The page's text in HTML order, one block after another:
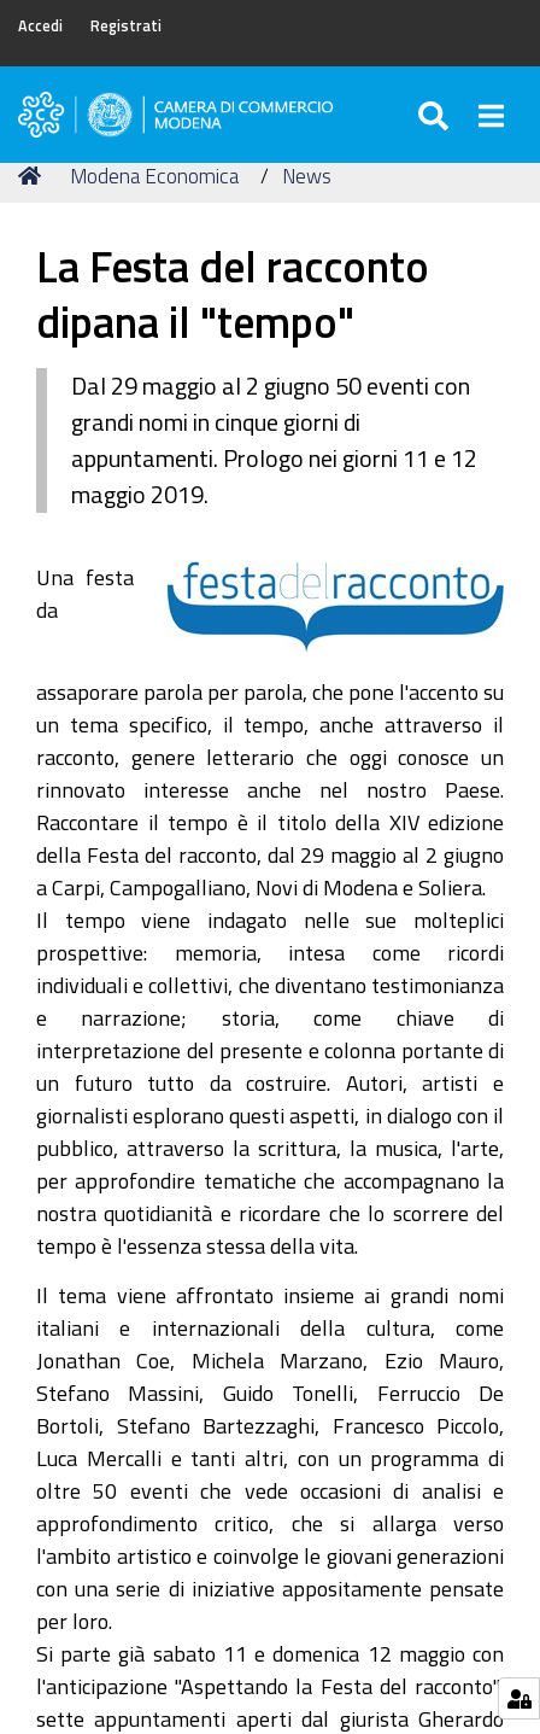
Accedi Registrati
Camera
Commercio
Tu
Home
Modena Economica News
La Festa del racconto
dipana il "tempo"
Dal 29 maggio al 2 giugno 50 eventi con
grandi nomi in cinque giorni di
appuntamenti. Prologo nei giorni 11 e 12
maggio 2019.
Una festa
da
assaporare parola per parola, che pone l'accento su
un tema specifico, il tempo, anche attraverso il
racconto, genere letterario che oggi conosce un
rinnovato interesse anche nel nostro Paese.
Raccontare il tempo è il titolo della XIV edizione
della Festa del racconto, dal 29 maggio al 2 giugno
a Carpi, Campogalliano, Novi di Modena e Soliera.
Il tempo viene indagato nelle sue molteplici
prospettive: memoria, intesa come ricordi
individuali e collettivi, che diventano testimonianza
e narrazione; storia, come chiave di
interpretazione del presente e colonna portante di
un futuro tutto da costruire. Autori, artisti e
giornalisti esplorano questi aspetti, in dialogo con il
pubblico, attraverso la scrittura, la musica, l'arte,
per approfondire tematiche che accompagnano la
nostra quotidianità e ricordare che lo scorrere del
tempo è l'essenza stessa della vita.
Il tema viene affrontato insieme ai grandi nomi
italiani e internazionali della cultura, come
Jonathan Coe, Michela Marzano, Ezio Mauro,
Stefano Massini, Guido Tonelli, Ferruccio De
Bortoli, Stefano Bartezzaghi, Francesco Piccolo,
Luca Mercalli e tanti altri, con un programma di
oltre 50 eventi che vede occasioni di analisi e
approfondimento critico, che si allarga verso
l'ambito artistico e coinvolge le giovani generazioni
con una serie di iniziative appositamente pensate
per loro.
Si parte già sabato 11 e domenica 12 maggio con
l'anticipazione "Aspettando la Festa del racconto":
sette appuntamenti aperti dal giurista Gherardo